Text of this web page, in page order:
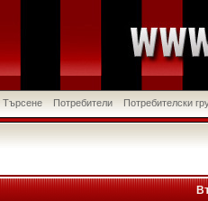
Търсене Потребители Потребителски